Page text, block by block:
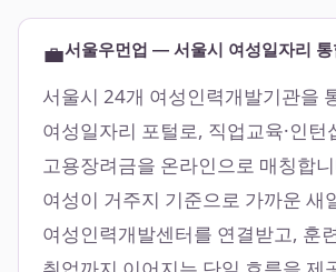
💼서울우먼업 — 서울시 여성일자리 통
서울시 24개 여성인력개발기관을
여성일자리 포털로, 직업교육·인턴
고용장려금을 온라인으로 매칭합
여성이 거주지 기준으로 가까운 새
여성인력개발센터를 연결받고, 훈